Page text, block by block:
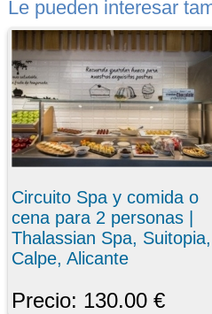
Le pueden interesar
Circuito Spa y comida o
cena para 2 personas |
Thalassian Spa, Suitopia,
Calpe, Alicante
Precio: 130.00 €